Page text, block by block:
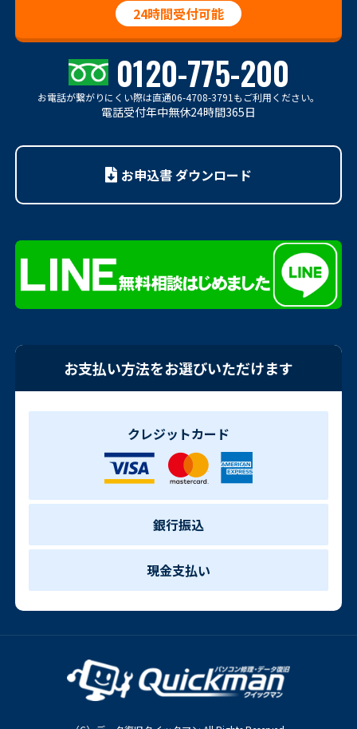
24時間受付可能
0120-775-200
お電話が繋がりにくい際は直通06-4708-3791もご利用ください。
電話受付年中無休24時間365日
お申込書 ダウンロード
お支払い方法をお選びいただけます
クレジットカード
銀行振込
現金支払い